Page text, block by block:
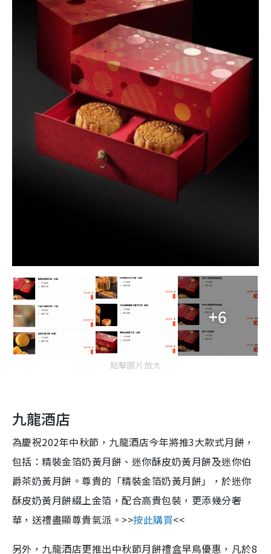
+6
點擊圖片放大
九龍酒店
為慶祝202年中秋節，九龍酒店今年將推3大款式月餅，
包括：精裝金箔奶黃月餅、迷你酥皮奶黃月餅及迷你伯
爵茶奶黃月餅。尊貴的「精裝金箔奶黃月餅」，於迷你
酥皮奶黃月餅綴上金箔，配合高貴包裝，更添幾分奢
華，送禮盡顯尊貴氣派。>>按此購買<<
另外，九龍酒店更推出中秋節月餅禮盒早鳥優惠，凡於8